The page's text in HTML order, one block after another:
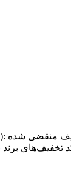
منقضی شده :(
تخفیف‌های برند